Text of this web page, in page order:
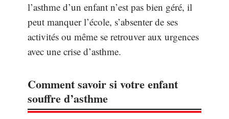
l’asthme d’un enfant n’est pas bien géré, il
peut manquer l’école, s’absenter de ses
activités ou même se retrouver aux urgences
avec une crise d’asthme.
Comment savoir si votre enfant
souffre d’asthme